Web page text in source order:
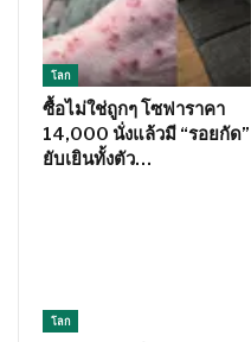
โลก
ซื้อไม่ใช่ถูกๆ โซฟาราคา
14,000 นั่งแล้วมี “รอยกัด”
ยับเยินทั้งตัว…
โลก